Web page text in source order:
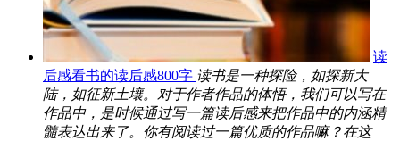
读
后感看书的读后感800字 读书是一种探险，如探新大
陆，如征新土壤。对于作者作品的体悟，我们可以写在
作品中，是时候通过写一篇读后感来把作品中的内涵精
髓表达出来了。你有阅读过一篇优质的作品嘛？在这